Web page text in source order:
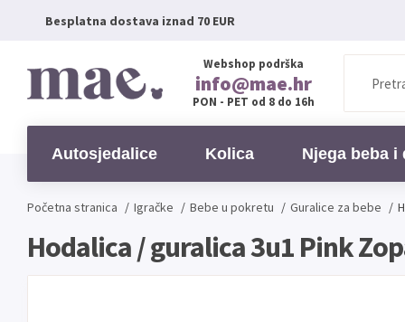
Besplatna dostava iznad 70 EUR
Webshop podrška
info@mae.hr
PON - PET od 8 do 16h
Autosjedalice Kolica Njega beba i
Početna stranica / Igračke / Bebe u pokretu / Guralice za bebe /
Hodalica / guralica 3u1 Pink